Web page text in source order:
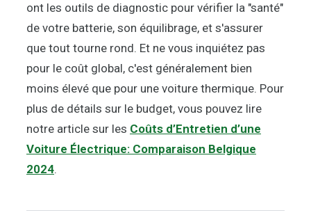
ont les outils de diagnostic pour vérifier la "santé"
de votre batterie, son équilibrage, et s'assurer
que tout tourne rond. Et ne vous inquiétez pas
pour le coût global, c'est généralement bien
moins élevé que pour une voiture thermique. Pour
plus de détails sur le budget, vous pouvez lire
notre article sur les Coûts d’Entretien d’une
Voiture Électrique: Comparaison Belgique
2024.